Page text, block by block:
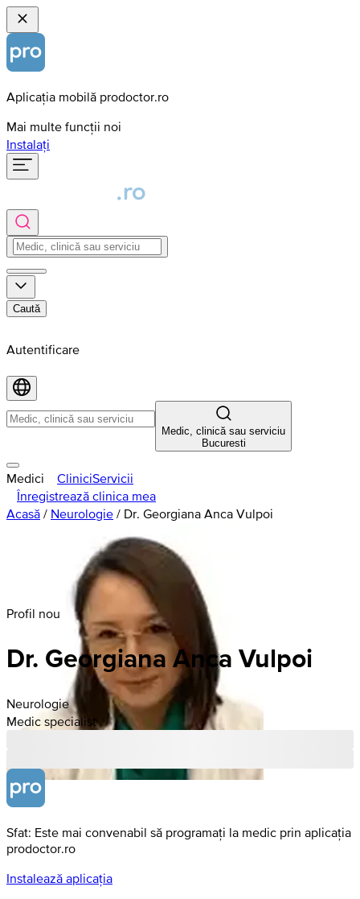
Aplicația mobilă prodoctor.ro
Mai multe funcții noi
Instalați
Caută
Autentificare
Medic, clinică sau serviciu
Bucuresti
Medici CliniciServicii
Înregistrează clinica mea
Acasă / Neurologie / Dr. Georgiana Anca Vulpoi
Profil nou
Dr. Georgiana Anca Vulpoi
Neurologie
Medic specialist
Sfat: Este mai convenabil să programați la medic prin aplicația
prodoctor.ro
Instalează aplicația